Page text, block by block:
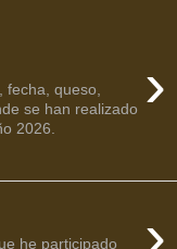
›
fecha, queso,
se han realizado
2026.
he participado